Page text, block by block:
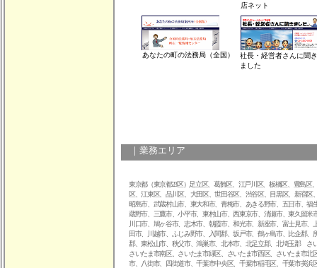
社長・経営者さんに聞き
ました
あなたの町の法務局（全国）
店ネット
東京都（東京都23区）足立区、葛飾区、江戸川区、板橋区、豊島区
区、江東区、品川区、大田区、世田谷区、渋谷区、目黒区、新宿
昭島市、武蔵村山市、東大和市、青梅市、あきる野市、五日市、
蔵野市、三鷹市、小平市、東村山市、西東京市、清瀬市、東久留
川口市、鳩ヶ谷市、志木市、朝霞市、和光市、新座市、富士見市
田市、川越市、ふじみ野市、入間郡、坂戸市、鶴ヶ島市、比企郡
郡、東松山市、秩父市、鴻巣市、北本市、北足立郡、北埼玉郡 さ
さいたま市南区、さいたま市緑区、さいたま市西区、さいたま市
市、八街市、四街道市、千葉市中央区、千葉市稲毛区、千葉市美
｜業務エリア